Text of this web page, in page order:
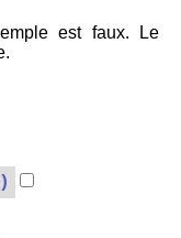
est faux. Le